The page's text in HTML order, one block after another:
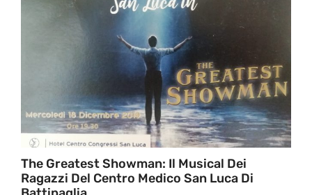
The Greatest Showman: Il Musical Dei
Ragazzi Del Centro Medico San Luca Di